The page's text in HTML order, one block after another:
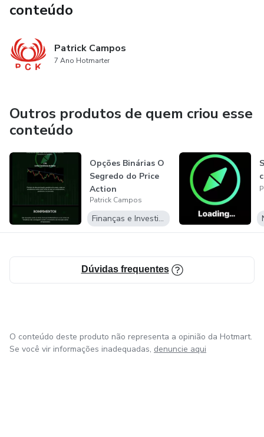
conteúdo
Patrick Campos
7 Ano Hotmarter
Outros produtos de quem criou esse
conteúdo
Opções Binárias O
Segredo do Price
Action
Patrick Campos
Finanças e Investimentos
Dúvidas frequentes
O conteúdo deste produto não representa a opinião da Hotmart.
Se você vir informações inadequadas, denuncie aqui